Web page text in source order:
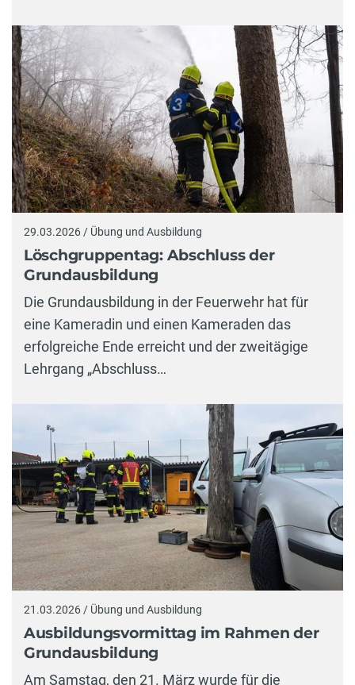
29.03.2026 / Übung und Ausbildung
Löschgruppentag: Abschluss der
Grundausbildung
Die Grundausbildung in der Feuerwehr hat für
eine Kameradin und einen Kameraden das
erfolgreiche Ende erreicht und der zweitägige
Lehrgang „Abschluss…
21.03.2026 / Übung und Ausbildung
Ausbildungsvormittag im Rahmen der
Grundausbildung
Am Samstag, den 21. März wurde für die